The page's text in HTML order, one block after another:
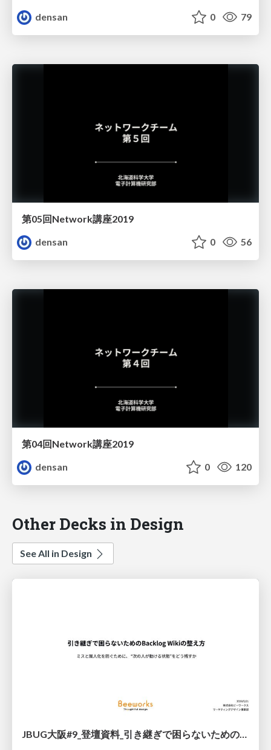
densan 0 79
第05回Network講座2019
densan
0 56
第04回Network講座2019
densan
0 120
Other Decks in Design
See All in Design